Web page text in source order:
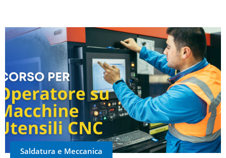
Saldatura e Meccanica